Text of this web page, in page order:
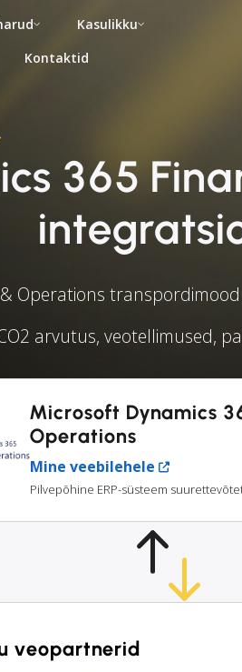
Kasulikku
Kontaktid
365
Operations
arvutus, veotellimused,
Microsoft Dynamics
Operations
Mine veebilehele
Pilvepõhine ERP-süsteem
veopartnerid